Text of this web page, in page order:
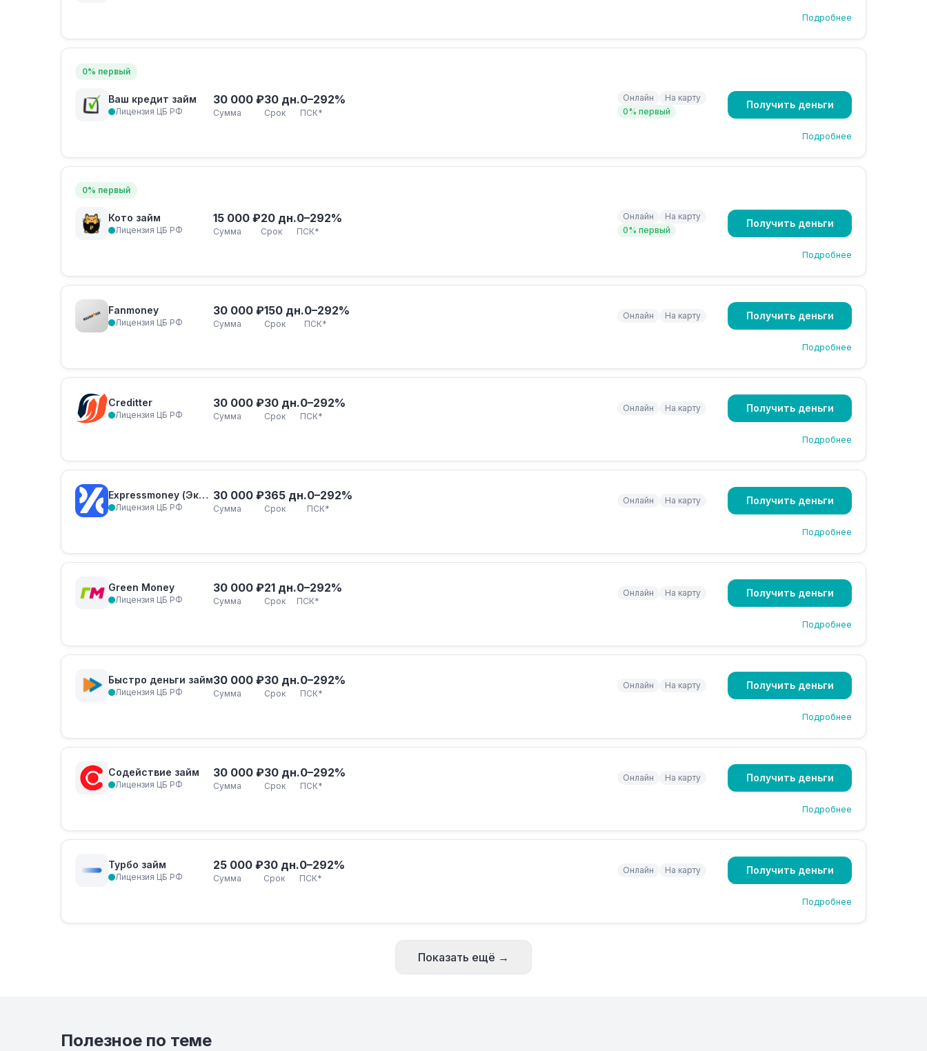
Подробнее
0% первый
Ваш кредит займ
Лицензия ЦБ РФ
30 000 ₽
Сумма
30 дн.
Срок
0–292%
ПСК*
Онлайн
На карту
0% первый
Получить деньги
Подробнее
0% первый
Кото займ
Лицензия ЦБ РФ
15 000 ₽
Сумма
20 дн.
Срок
0–292%
ПСК*
Онлайн
На карту
0% первый
Получить деньги
Подробнее
Fanmoney
Лицензия ЦБ РФ
30 000 ₽
Сумма
150 дн.
Срок
0–292%
ПСК*
Онлайн На карту Получить деньги
Подробнее
Creditter
Лицензия ЦБ РФ
30 000 ₽
Сумма
30 дн.
Срок
0–292%
ПСК*
Онлайн На карту Получить деньги
Подробнее
Expressmoney (Экспресс-Деньги)
Лицензия ЦБ РФ
30 000 ₽
Сумма
365 дн.
Срок
0–292%
ПСК*
Онлайн На карту Получить деньги
Подробнее
Green Money
Лицензия ЦБ РФ
30 000 ₽
Сумма
21 дн.
Срок
0–292%
ПСК*
Онлайн На карту Получить деньги
Подробнее
Быстро деньги займ
Лицензия ЦБ РФ
30 000 ₽
Сумма
30 дн.
Срок
0–292%
ПСК*
Онлайн На карту Получить деньги
Подробнее
Содействие займ
Лицензия ЦБ РФ
30 000 ₽
Сумма
30 дн.
Срок
0–292%
ПСК*
Онлайн На карту Получить деньги
Подробнее
Турбо займ
Лицензия ЦБ РФ
25 000 ₽
Сумма
30 дн.
Срок
0–292%
ПСК*
Онлайн На карту Получить деньги
Подробнее
Показать ещё →
Полезное по теме